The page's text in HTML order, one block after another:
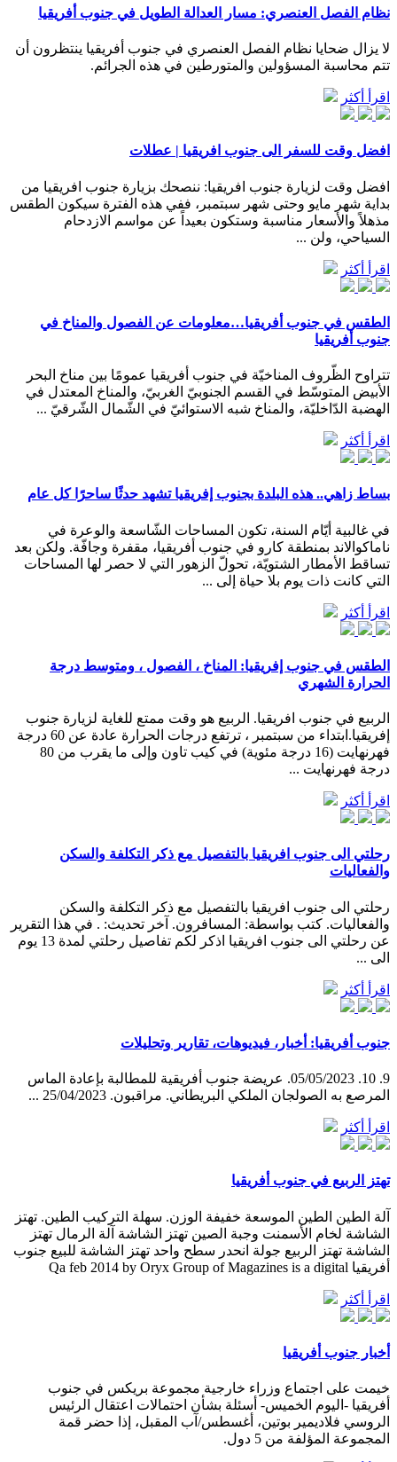
نظام الفصل العنصري: مسار العدالة الطويل في جنوب أفريقيا
لا يزال ضحايا نظام الفصل العنصري في جنوب أفريقيا ينتظرون أن
تتم محاسبة المسؤولين والمتورطين في هذه الجرائم.
اقرأ أكثر
افضل وقت للسفر الى جنوب افريقيا | عطلات
افضل وقت لزيارة جنوب افريقيا: ننصحك بزيارة جنوب افريقيا من
بداية شهر مايو وحتى شهر سبتمبر، ففي هذه الفترة سيكون الطقس
مذهلاً والأسعار مناسبة وستكون بعيداً عن مواسم الازدحام
السياحي، ولن ...
اقرأ أكثر
الطقس في جنوب أفريقيا…معلومات عن الفصول والمناخ في
جنوب أفريقيا
تتراوح الظّروف المناخيّة في جنوب أفريقيا عمومًا بين مناخ البحر
الأبيض المتوسّط في القسم الجنوبيّ الغربيّ، والمناخ المعتدل في
الهضبة الدّاخليّة، والمناخ شبه الاستوائيّ في الشّمال الشّرقيّ ...
اقرأ أكثر
بساط زاهي.. هذه البلدة بجنوب إفريقيا تشهد حدثًا ساحرًا كل عام
في غالبية أيّام السنة، تكون المساحات الشّاسعة والوعرة في
ناماكوالاند بمنطقة كارو في جنوب أفريقيا، مقفرة وجافّة. ولكن بعد
تساقط الأمطار الشتويّة، تحولّ الزهور التي لا حصر لها المساحات
التي كانت ذات يوم بلا حياة إلى ...
اقرأ أكثر
الطقس في جنوب إفريقيا: المناخ ، الفصول ، ومتوسط درجة
الحرارة الشهري
الربيع في جنوب افريقيا. الربيع هو وقت ممتع للغاية لزيارة جنوب
إفريقيا.ابتداء من سبتمبر ، ترتفع درجات الحرارة عادة عن 60 درجة
فهرنهايت (16 درجة مئوية) في كيب تاون وإلى ما يقرب من 80
درجة فهرنهايت ...
اقرأ أكثر
رحلتي الى جنوب افريقيا بالتفصيل مع ذكر التكلفة والسكن
والفعاليات
رحلتي الى جنوب افريقيا بالتفصيل مع ذكر التكلفة والسكن
والفعاليات. كتب بواسطة: المسافرون. آخر تحديث: . في هذا التقرير
عن رحلتي الى جنوب افريقيا اذكر لكم تفاصيل رحلتي لمدة 13 يوم
الى ...
اقرأ أكثر
جنوب أفريقيا: أخبار، فيديوهات، تقارير وتحليلات
9. 10. 05/05/2023. عريضة جنوب أفريقية للمطالبة بإعادة الماس
المرصع به الصولجان الملكي البريطاني. مراقبون. 25/04/2023 ...
اقرأ أكثر
تهتز الربيع في جنوب أفريقيا
آلة الطين الطين الموسعة خفيفة الوزن. سهلة التركيب الطين. تهتز
الشاشة لخام الأسمنت وجبة الصين تهتز الشاشة آلة الرمال تهتز
الشاشة تهتز الربيع جولة انحدر سطح واحد تهتز الشاشة للبيع جنوب
أفريقيا Qa feb 2014 by Oryx Group of Magazines is a digital
اقرأ أكثر
أخبار جنوب أفريقيا
خيمت على اجتماع وزراء خارجية مجموعة بريكس في جنوب
أفريقيا -اليوم الخميس- أسئلة بشأن احتمالات اعتقال الرئيس
الروسي فلاديمير بوتين، أغسطس/آب المقبل، إذا حضر قمة
المجموعة المؤلفة من 5 دول.